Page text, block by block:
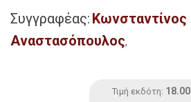
Συγγραφέας: Κωνσταντίνος
Αναστασόπουλος,
Τιμή εκδότη: 18.00